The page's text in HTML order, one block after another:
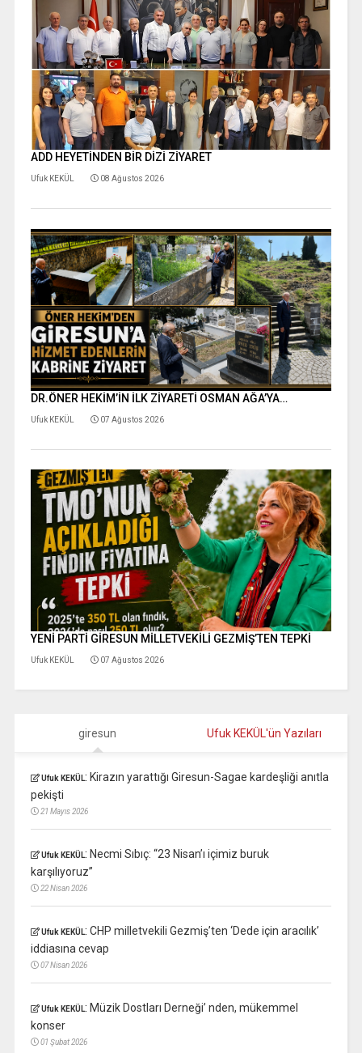
ADD HEYETİNDEN BİR DİZİ ZİYARET
Ufuk KEKÜL 08 Ağustos 2026
DR.ÖNER HEKİM’İN İLK ZİYARETİ OSMAN AĞA’YA…
Ufuk KEKÜL 07 Ağustos 2026
YENİ PARTİ GİRESUN MİLLETVEKİLİ GEZMİŞ’TEN TEPKİ
Ufuk KEKÜL 07 Ağustos 2026
giresun Ufuk KEKÜL'ün Yazıları
Ufuk KEKÜL: Kirazın yarattığı Giresun-Sagae kardeşliği anıtla
pekişti
21 Mayıs 2026
Ufuk KEKÜL: Necmi Sıbıç: “23 Nisan’ı içimiz buruk
karşılıyoruz”
22 Nisan 2026
Ufuk KEKÜL: CHP milletvekili Gezmiş’ten ‘Dede için aracılık’
iddiasına cevap
07 Nisan 2026
Ufuk KEKÜL: Müzik Dostları Derneği’ nden, mükemmel
konser
01 Şubat 2026